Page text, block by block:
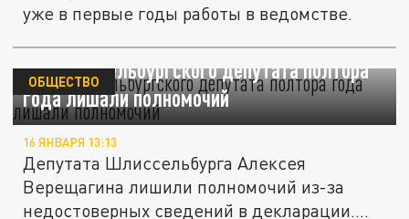
уже в первые годы работы в ведомстве.
Как шлиссельбургского депутата полтора
года лишали полномочий
ОБЩЕСТВО
16 ЯНВАРЯ 13:13
Депутата Шлиссельбурга Алексея
Верещагина лишили полномочий из-за
недостоверных сведений в декларации.